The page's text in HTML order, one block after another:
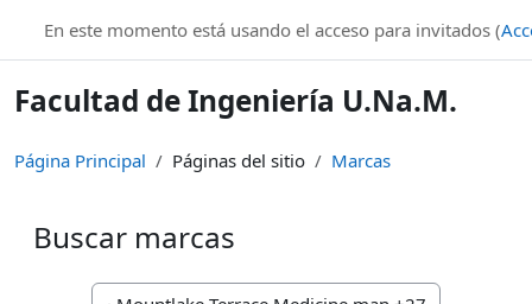
En este momento está usando el acceso para invitados (
Facultad de Ingeniería U.Na.M.
Página Principal Páginas del sitio Marcas
Buscar marcas
Buscar marcas